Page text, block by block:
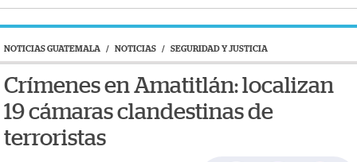
NOTICIAS GUATEMALA / NOTICIAS / SEGURIDAD Y JUSTICIA
Crímenes en Amatitlán: localizan
19 cámaras clandestinas de
terroristas